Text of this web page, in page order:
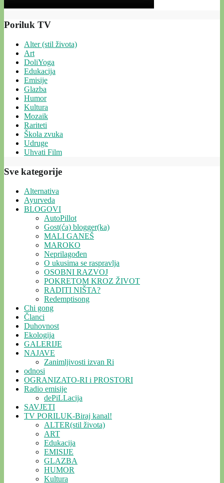
Poriluk TV
Alter (stil života)
Art
DoliYoga
Edukacija
Emisije
Glazba
Humor
Kultura
Mozaik
Rariteti
Škola zvuka
Udruge
Uhvati Film
Sve kategorije
Alternativa
Ayurveda
BLOGOVI
AutoPillot
Gost(ća) blogger(ka)
MALI GANEŠ
MAROKO
Neprilagođen
O ukusima se raspravlja
OSOBNI RAZVOJ
POKRETOM KROZ ŽIVOT
RADITI NIŠTA?
Redemptisong
Chi gong
Članci
Duhovnost
Ekologija
GALERIJE
NAJAVE
Zanimljivosti izvan Ri
odnosi
OGRANIZATO-RI i PROSTORI
Radio emisije
dePiLLacija
SAVJETI
TV PORILUK-Biraj kanal!
ALTER(stil života)
ART
Edukacija
EMISIJE
GLAZBA
HUMOR
Kultura